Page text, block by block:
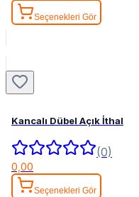
Seçenekleri Gör
Kancalı Dübel Açık İthal
(0)
0,00
Seçenekleri Gör